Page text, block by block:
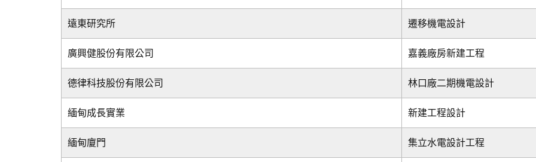
遠東研究所 遷移機電設計
廣興健股份有限公司 嘉義廠房新建工程
德律科技股份有限公司 林口廠二期機電設計
緬甸成長實業 新建工程設計
緬甸廈門 集立水電設計工程